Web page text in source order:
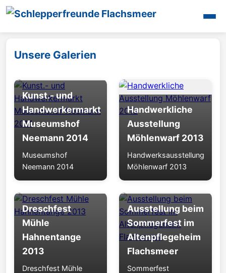
Unsere Aktivitäten
Galerien
Maschinen
Mitglieder
Videos
Interessantes
Unsere Halle
Kontakt
Unsere Galerien
Kunst.- und
Handwerkermarkt
Museumshof
Neemann 2014
Museumshof
Neemann 2014
Handwerkliche
Ausstellung
Möhlenwarf 2013
Handwerksausstellung
Möhlenwarf 2013
Dreschfest
Mühle
Hahnentange
2013
Dreschfest Mühle
Ausstellung beim
Sommerfest im
Altenpflegeheim
Flachsmeer
Sommerfest